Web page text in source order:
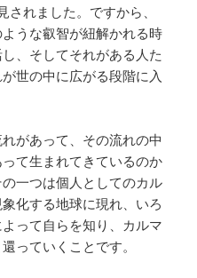
れました。ですから、
うな叡智が紐解かれる時
、そしてそれがある人た
世の中に広がる段階に入
があって、その流れの中
て生まれてきているのか
一つは個人としてのカル
化する地球に現れ、いろ
って自らを知り、カルマ
っていくことです。